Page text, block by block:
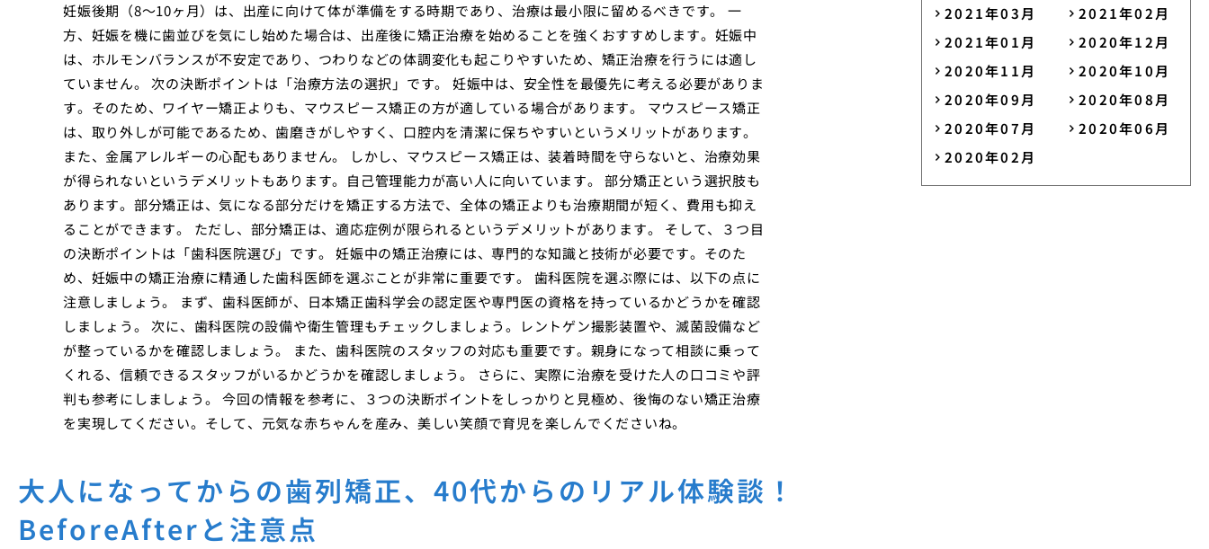
妊娠後期（8〜10ヶ月）は、出産に向けて体が準備をする時期であり、治療は最小限に留めるべきです。 一
方、妊娠を機に歯並びを気にし始めた場合は、出産後に矯正治療を始めることを強くおすすめします。妊娠中
は、ホルモンバランスが不安定であり、つわりなどの体調変化も起こりやすいため、矯正治療を行うには適し
ていません。 次の決断ポイントは「治療方法の選択」です。 妊娠中は、安全性を最優先に考える必要がありま
す。そのため、ワイヤー矯正よりも、マウスピース矯正の方が適している場合があります。 マウスピース矯正
は、取り外しが可能であるため、歯磨きがしやすく、口腔内を清潔に保ちやすいというメリットがあります。
また、金属アレルギーの心配もありません。 しかし、マウスピース矯正は、装着時間を守らないと、治療効果
が得られないというデメリットもあります。自己管理能力が高い人に向いています。 部分矯正という選択肢も
あります。部分矯正は、気になる部分だけを矯正する方法で、全体の矯正よりも治療期間が短く、費用も抑え
ることができます。 ただし、部分矯正は、適応症例が限られるというデメリットがあります。 そして、３つ目
の決断ポイントは「歯科医院選び」です。 妊娠中の矯正治療には、専門的な知識と技術が必要です。そのた
め、妊娠中の矯正治療に精通した歯科医師を選ぶことが非常に重要です。 歯科医院を選ぶ際には、以下の点に
注意しましょう。 まず、歯科医師が、日本矯正歯科学会の認定医や専門医の資格を持っているかどうかを確認
しましょう。 次に、歯科医院の設備や衛生管理もチェックしましょう。レントゲン撮影装置や、滅菌設備など
が整っているかを確認しましょう。 また、歯科医院のスタッフの対応も重要です。親身になって相談に乗って
くれる、信頼できるスタッフがいるかどうかを確認しましょう。 さらに、実際に治療を受けた人の口コミや評
判も参考にしましょう。 今回の情報を参考に、３つの決断ポイントをしっかりと見極め、後悔のない矯正治療
を実現してください。そして、元気な赤ちゃんを産み、美しい笑顔で育児を楽しんでくださいね。
大人になってからの歯列矯正、40代からのリアル体験談！
BeforeAfterと注意点
2021年03月
2021年02月
2021年01月
2020年12月
2020年11月
2020年10月
2020年09月
2020年08月
2020年07月
2020年06月
2020年02月